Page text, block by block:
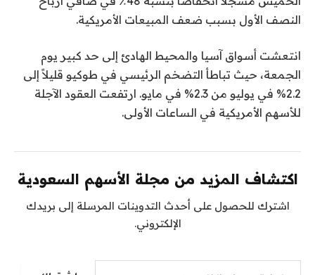
النصف الأول بسبب ضعف المبيعات الأمريكية.
انتعشت أسواق آسيا والمحيط الهادئ إلى حد كبير يوم
الجمعة، حيث تباطأ التضخم الرئيسي في طوكيو قليلاً إلى
2.2% في يوليو من 2.3% في مايو. ارتفعت العقود الآجلة
للأسهم الأمريكية في الساعات الأولى.
اكتشاف المزيد من مجلة الأسهم السعودية
اشترك للحصول على أحدث التدوينات المرسلة إلى بريدك
الإلكتروني.
كتابة بريدك الإلكتروني...